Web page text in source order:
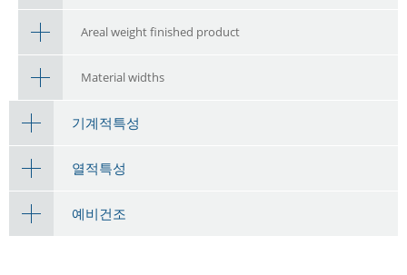
Areal weight finished product
Material widths
기계적특성
열적특성
예비건조